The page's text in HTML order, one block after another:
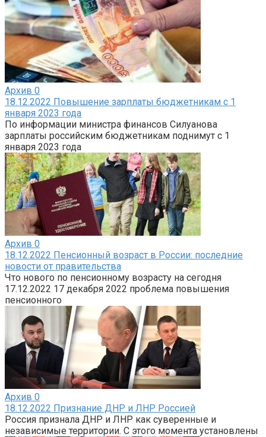
Архив 0
18.12.2022 Повышение зарплаты бюджетникам с 1
января 2023 года
По информации министра финансов Силуанова
зарплаты российским бюджетникам поднимут с 1
января 2023 года
Архив 0
18.12.2022 Пенсионный возраст в России: последние
новости от правительства
Что нового по пенсионному возрасту на сегодня
17.12.2022 17 декабря 2022 проблема повышения
пенсионного
Архив 0
18.12.2022 Признание ДНР и ЛНР Россией
Россия признала ДНР и ЛНР как суверенные и
независимые территории. С этого момента установлены